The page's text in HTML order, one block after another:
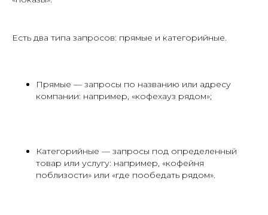
Есть два типа запросов: прямые и категорийные.
Прямые — запросы по названию или адресу
компании: например, «кофехауз рядом»;
Категорийные — запросы под определенный
товар или услугу: например, «кофейня
поблизости» или «где пообедать рядом».